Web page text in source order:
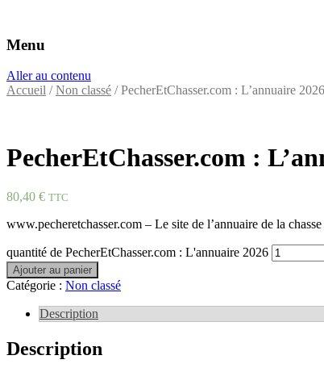
VAC Editions
Éditeurs d'annuaires professionnels
Menu
Aller au contenu
Accueil /Non classé / PecherEtChasser.com : L’annuaire 2026
PecherEtChasser.com :
80,40 € TTC
www.pecheretchasser.com – Le site de l’annuaire de la
quantité de PecherEtChasser.com : L'annuaire 2026
Ajouter au panier
Catégorie : Non classé
Description
Description